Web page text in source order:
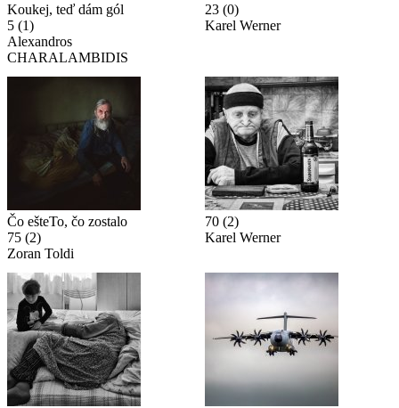
Koukej, teď dám gól
5 (1)
Alexandros
CHARALAMBIDIS
23 (0)
Karel Werner
Čo ešteTo, čo zostalo
75 (2)
Zoran Toldi
70 (2)
Karel Werner